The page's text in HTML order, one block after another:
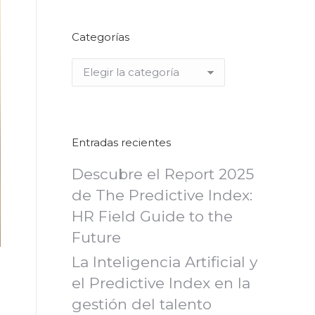
Categorías
Categorías
Entradas recientes
Descubre el Report 2025
de The Predictive Index:
HR Field Guide to the
Future
La Inteligencia Artificial y
el Predictive Index en la
gestión del talento